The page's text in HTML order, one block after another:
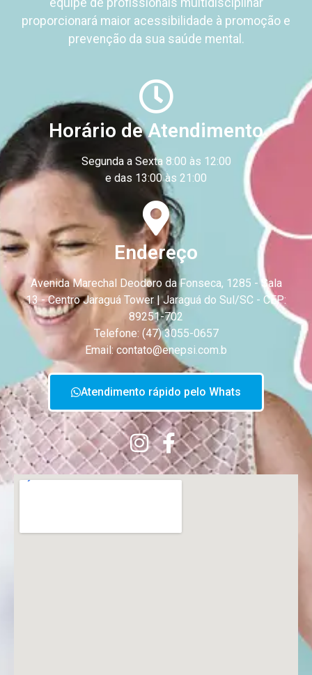
proporcionará maior acessibilidade à promoção e
prevenção da sua saúde mental.
Horário de Atendimento
Segunda a Sexta 8:00 às 12:00
e das 13:00 às 21:00
Endereço
Avenida Marechal Deodoro da Fonseca, 1285 - Sala
13 - Centro Jaraguá Tower | Jaraguá do Sul/SC - CEP:
89251-702
Telefone: (47) 3055-0657
Email: contato@enepsi.com.b
Atendimento rápido pelo Whats